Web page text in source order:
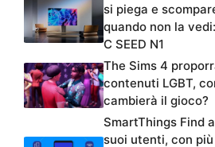
si piega e
quando non la
C SEED N1
The Sims 4
contenuti LGBT,
cambierà il gioco?
SmartThings Find
suoi utenti, con